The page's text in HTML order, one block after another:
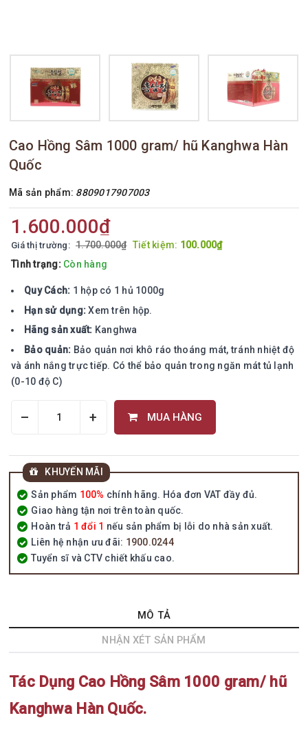
Cao Hồng Sâm 1000 gram/ hũ Kanghwa Hàn
Quốc
Mã sản phẩm: 8809017907003
1.600.000₫
Giá thị trường: 1.700.000₫ Tiết kiệm: 100.000₫
Tình trạng: Còn hàng
Quy Cách: 1 hộp có 1 hủ 1000g
Hạn sử dụng:Xem trên hộp.
Hãng sản xuất: Kanghwa
Bảo quản: Bảo quản nơi khô ráo thoáng mát, tránh nhiệt độ
và ánh nắng trực tiếp. Có thể bảo quản trong ngăn mát tủ lạnh
(0-10 độ C)
– + MUA HÀNG
KHUYẾN MÃI
Sản phẩm 100% chính hãng. Hóa đơn VAT đầy đủ.
Giao hàng tận nơi trên toàn quốc.
Hoàn trả 1 đổi 1 nếu sản phẩm bị lỗi do nhà sản xuất.
Liên hệ nhận ưu đãi: 1900.0244
Tuyển sĩ và CTV chiết khấu cao.
MÔ TẢ
NHẬN XÉT SẢN PHẨM
Tác Dụng Cao Hồng Sâm 1000 gram/ hũ
Kanghwa Hàn Quốc.